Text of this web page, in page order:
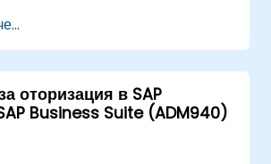
контроли и да изготвят
доказателства.
оторизация в SAP
Business Suite (ADM940)